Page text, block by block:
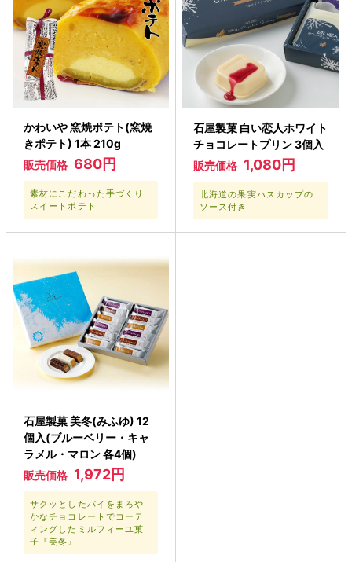
かわいや 窯焼ポテト(窯焼
きポテト) 1本 210g
販売価格 680円
素材にこだわった手づくり
スイートポテト
石屋製菓 白い恋人ホワイト
チョコレートプリン 3個入
販売価格 1,080円
北海道の果実ハスカップの
ソース付き
石屋製菓 美冬(みふゆ) 12
個入(ブルーベリー・キャ
ラメル・マロン 各4個)
販売価格 1,972円
サクッとしたパイをまろや
かなチョコレートでコーテ
ィングしたミルフィーユ菓
子『美冬』